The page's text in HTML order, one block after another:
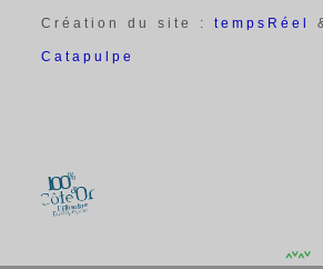
Création du site :tempsRéel
Catapulpe